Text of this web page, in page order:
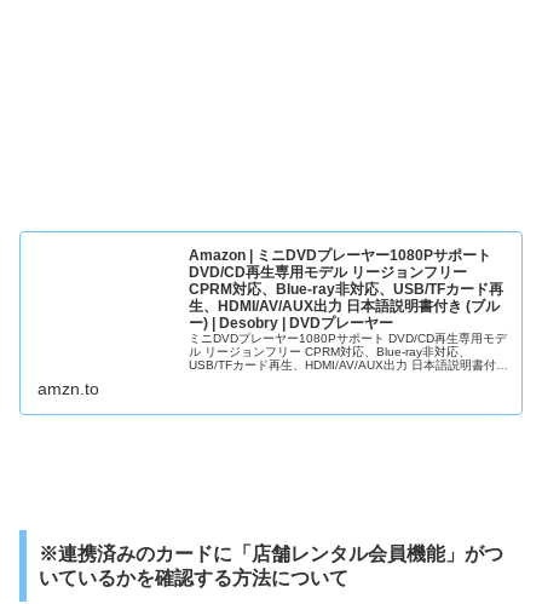
Amazon | ミニDVDプレーヤー1080Pサポート
DVD/CD再生専用モデル リージョンフリー
CPRM対応、Blue-ray非対応、USB/TFカード再
生、HDMI/AV/AUX出力 日本語説明書付き (ブル
ー) | Desobry | DVDプレーヤー
ミニDVDプレーヤー1080Pサポート DVD/CD再生専用モデ
ル リージョンフリー CPRM対応、Blue-ray非対応、
USB/TFカード再生、HDMI/AV/AUX出力 日本語説明書付き
amzn.to
※連携済みのカードに「店舗レンタル会員機能」がつ
いているかを確認する方法について